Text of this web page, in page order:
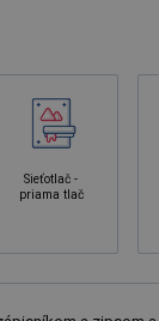
Sieťotlač -
priama tlač